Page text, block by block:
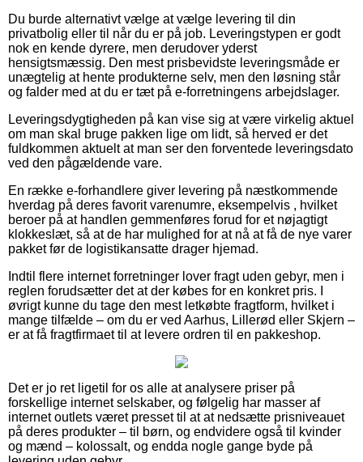
Du burde alternativt vælge at vælge levering til din
privatbolig eller til når du er på job. Leveringstypen er godt
nok en kende dyrere, men derudover yderst
hensigtsmæssig. Den mest prisbevidste leveringsmåde er
unægtelig at hente produkterne selv, men den løsning står
og falder med at du er tæt på e-forretningens arbejdslager.
Leveringsdygtigheden på kan vise sig at være virkelig aktuel
om man skal bruge pakken lige om lidt, så herved er det
fuldkommen aktuelt at man ser den forventede leveringsdato
ved den pågældende vare.
En række e-forhandlere giver levering på næstkommende
hverdag på deres favorit varenumre, eksempelvis , hvilket
beroer på at handlen gemmenføres forud for et nøjagtigt
klokkeslæt, så at de har mulighed for at nå at få de nye varer
pakket før de logistikansatte drager hjemad.
Indtil flere internet forretninger lover fragt uden gebyr, men i
reglen forudsætter det at der købes for en konkret pris. I
øvrigt kunne du tage den mest letkøbte fragtform, hvilket i
mange tilfælde – om du er ved Aarhus, Lillerød eller Skjern –
er at få fragtfirmaet til at levere ordren til en pakkeshop.
Det er jo ret ligetil for os alle at analysere priser på
forskellige internet selskaber, og følgelig har masser af
internet outlets været presset til at at nedsætte prisniveauet
på deres produkter – til børn, og endvidere også til kvinder
og mænd – kolossalt, og endda nogle gange byde på